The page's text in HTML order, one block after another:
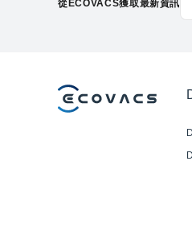
從ECOVACS獲取最新資訊